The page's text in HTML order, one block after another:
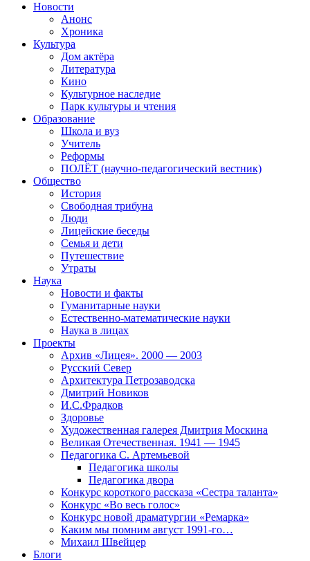
Новости
Анонс
Хроника
Культура
Дом актёра
Литература
Кино
Культурное наследие
Парк культуры и чтения
Образование
Школа и вуз
Учитель
Реформы
ПОЛЁТ (научно-педагогический вестник)
Общество
История
Свободная трибуна
Люди
Лицейские беседы
Семья и дети
Путешествие
Утраты
Наука
Новости и факты
Гуманитарные науки
Естественно-математические науки
Наука в лицах
Проекты
Архив «Лицея». 2000 — 2003
Русский Север
Архитектура Петрозаводска
Дмитрий Новиков
И.С.Фрадков
Здоровье
Художественная галерея Дмитрия Москина
Великая Отечественная. 1941 — 1945
Педагогика С. Артемьевой
Педагогика школы
Педагогика двора
Конкурс короткого рассказа «Сестра таланта»
Конкурс «Во весь голос»
Конкурс новой драматургии «Ремарка»
Каким мы помним август 1991-го…
Михаил Швейцер
Блоги